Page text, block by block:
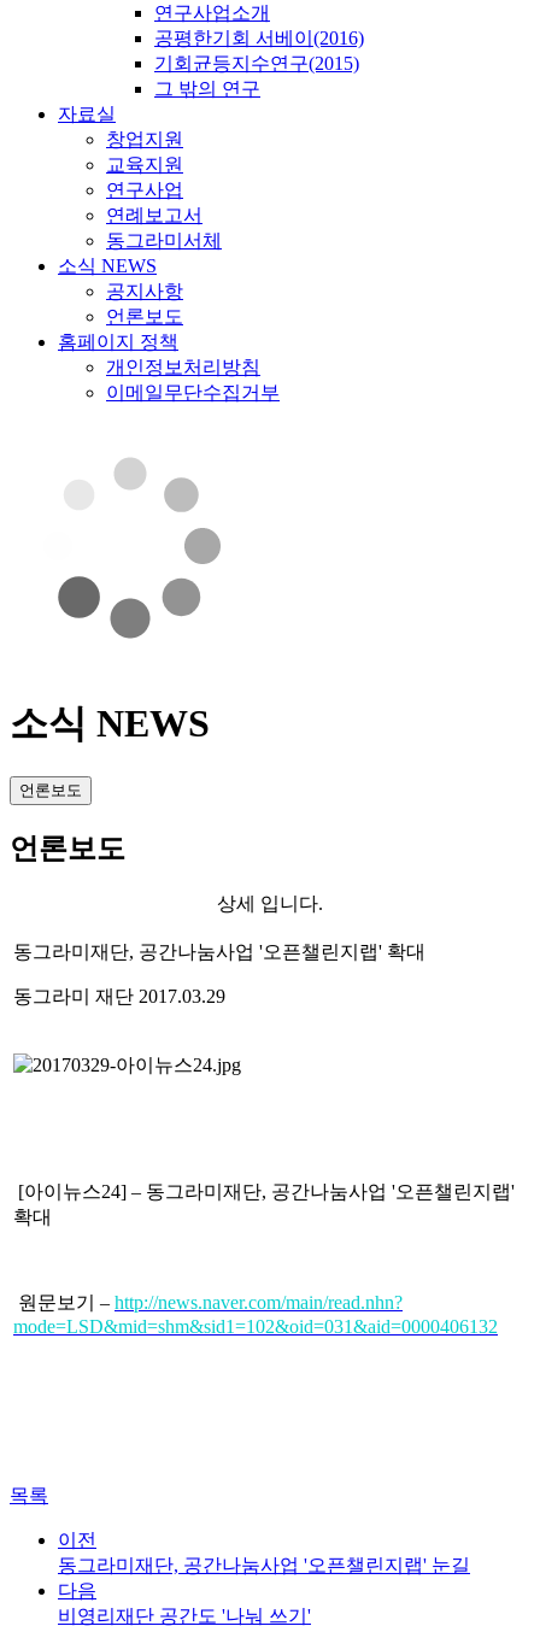
연구사업소개
공평한기회 서베이(2016)
기회균등지수연구(2015)
그 밖의 연구
자료실
창업지원
교육지원
연구사업
연례보고서
동그라미서체
소식 NEWS
공지사항
언론보도
홈페이지 정책
개인정보처리방침
이메일무단수집거부
소식 NEWS
언론보도
언론보도
상세 입니다.
동그라미재단, 공간나눔사업 '오픈챌린지랩' 확대
동그라미 재단 2017.03.29
[아이뉴스24] – 동그라미재단, 공간나눔사업 '오픈챌린지랩'
확대
원문보기 – http://news.naver.com/main/read.nhn?
mode=LSD&mid=shm&sid1=102&oid=031&aid=0000406132
목록
이전
동그라미재단, 공간나눔사업 '오픈챌린지랩' 눈길
다음
비영리재단 공간도 '나눠 쓰기'